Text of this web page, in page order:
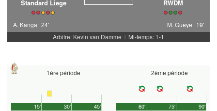
Standard Liege RWDM
A. Kanga 24' M. Gueye 19'
Arbitre: Kevin van Damme
| Mi-temps: 1-1
1ère période
45'
15' 30'
2ème période
90'
60' 75'